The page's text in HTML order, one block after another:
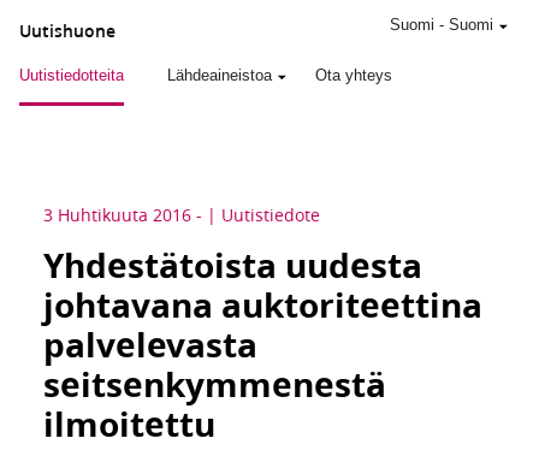
Uutishuone
Uutistiedotteita Lähdeaineistoa Ota yhteys
Suomi - Suomi
3 Huhtikuuta 2016 - Uutistiedote
Yhdestätoista uudesta
johtavana auktoriteettina
palvelevasta
seitsenkymmenestä
ilmoitettu